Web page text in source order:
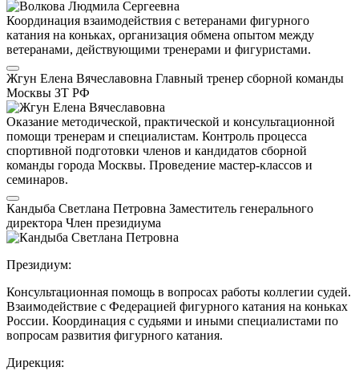
Координация взаимодействия с ветеранами фигурного
катания на коньках, организация обмена опытом между
ветеранами, действующими тренерами и фигуристами.
Жгун Елена Вячеславовна Главный тренер сборной команды
Москвы ЗТ РФ
Оказание методической, практической и консультационной
помощи тренерам и специалистам. Контроль процесса
спортивной подготовки членов и кандидатов сборной
команды города Москвы. Проведение мастер-классов и
семинаров.
Кандыба Светлана Петровна Заместитель генерального
директора Член президиума
Президиум:
Консультационная помощь в вопросах работы коллегии судей.
Взаимодействие с Федерацией фигурного катания на коньках
России. Координация с судьями и иными специалистами по
вопросам развития фигурного катания.
Дирекция: